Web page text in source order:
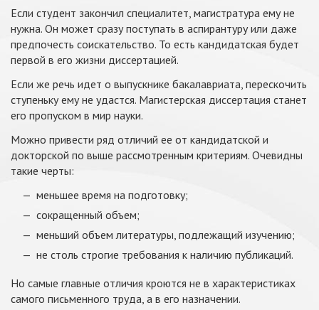
Если студент закончил специалитет, магистратура ему не
нужна. Он может сразу поступать в аспирантуру или даже
предпочесть соискательство. То есть кандидатская будет
первой в его жизни диссертацией.
Если же речь идет о выпускнике бакалавриата, перескочить
ступеньку ему не удастся. Магистерская диссертация станет
его пропуском в мир науки.
Можно привести ряд отличий ее от кандидатской и
докторской по выше рассмотренным критериям. Очевидны
такие черты:
меньшее время на подготовку;
сокращенный объем;
меньший объем литературы, подлежащий изучению;
не столь строгие требования к наличию публикаций.
Но самые главные отличия кроются не в характеристиках
самого письменного труда, а в его назначении.